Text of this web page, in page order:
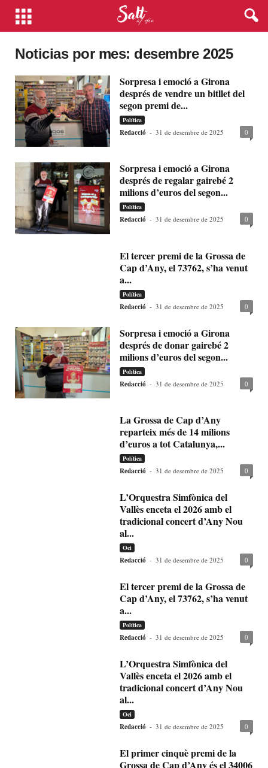
Noticias por mes: desembre 2025
Sorpresa i emoció a Girona
després de vendre un bitllet del
segon premi de...
Política
Redacció - 31 de desembre de 2025 0
Sorpresa i emoció a Girona
després de regalar gairebé 2
milions d’euros del segon...
Política
Redacció - 31 de desembre de 2025 0
El tercer premi de la Grossa de
Cap d’Any, el 73762, s’ha venut
a...
Política
Redacció - 31 de desembre de 2025 0
Sorpresa i emoció a Girona
després de donar gairebé 2
milions d’euros del segon...
Política
Redacció - 31 de desembre de 2025 0
La Grossa de Cap d’Any
reparteix més de 14 milions
d’euros a tot Catalunya,...
Política
Redacció - 31 de desembre de 2025 0
L’Orquestra Simfònica del
Vallès enceta el 2026 amb el
tradicional concert d’Any Nou
al...
Oci
Redacció - 31 de desembre de 2025 0
El tercer premi de la Grossa de
Cap d’Any, el 73762, s’ha venut
a...
Política
Redacció - 31 de desembre de 2025 0
L’Orquestra Simfònica del
Vallès enceta el 2026 amb el
tradicional concert d’Any Nou
al...
Oci
Redacció - 31 de desembre de 2025 0
El primer cinquè premi de la
Grossa de Cap d’Any és el 34006